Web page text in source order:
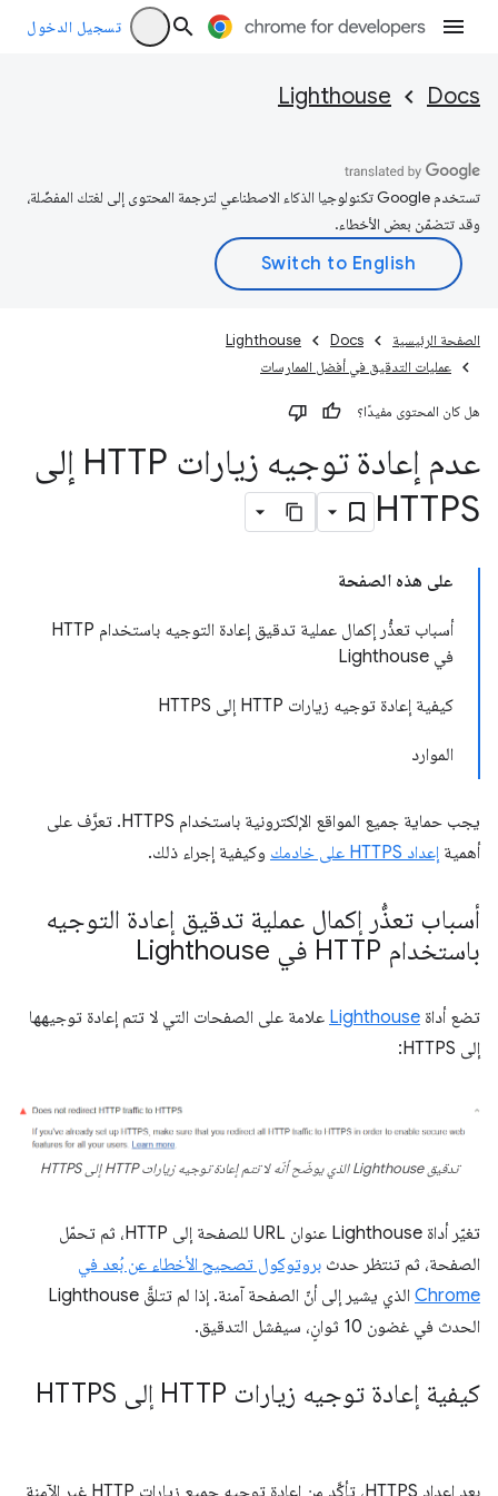
تسجيل الدخول
Docs
Lighthouse
تستخدم Google تكنولوجيا الذكاء الاصطناعي لترجمة المحتوى إلى لغتك المفضّلة،
وقد تتضمّن بعض الأخطاء.
الصفحة الرئيسية Docs
Lighthouse
عمليات التدقيق في أفضل الممارسات
هل كان المحتوى مفيدًا؟
عدم إعادة توجيه زيارات HTTP إلى
HTTPS
على هذه الصفحة
أسباب تعذُّر إكمال عملية تدقيق إعادة التوجيه باستخدام HTTP
في Lighthouse
كيفية إعادة توجيه زيارات HTTP إلى HTTPS
الموارد
يجب حماية جميع المواقع الإلكترونية باستخدام HTTPS. تعرَّف على
أهمية إعداد HTTPS على خادمك وكيفية إجراء ذلك.
أسباب تعذُّر إكمال عملية تدقيق إعادة التوجيه
باستخدام HTTP في Lighthouse
تضع أداة Lighthouse علامة على الصفحات التي لا تتم إعادة توجيهها
إلى HTTPS:
تدقيق Lighthouse الذي يوضّح أنّه لا تتم إعادة توجيه زيارات HTTP إلى HTTPS
تغيّر أداة Lighthouse عنوان URL للصفحة إلى HTTP، ثم تحمّل
الصفحة، ثم تنتظر حدث بروتوكول تصحيح الأخطاء عن بُعد في
Chrome
الذي يشير إلى أنّ الصفحة آمنة. إذا لم تتلقَّ Lighthouse
الحدث في غضون 10 ثوانٍ، سيفشل التدقيق.
كيفية إعادة توجيه زيارات HTTP إلى HTTPS
بعد إعداد HTTPS، تأكَّد من إعادة توجيه جميع زيارات HTTP غير الآمنة